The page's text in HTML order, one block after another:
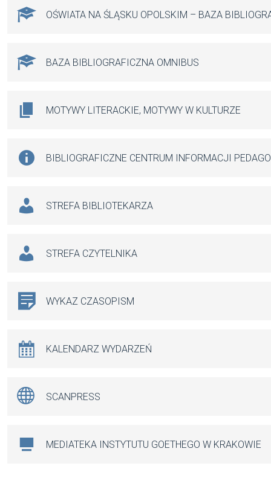
OŚWIATA NA ŚLĄSKU OPOLSKIM – BAZA
BAZA BIBLIOGRAFICZNA OMNIBUS
MOTYWY LITERACKIE, MOTYWY W KULTURZE
BIBLIOGRAFICZNE CENTRUM INFORMACJI
STREFA BIBLIOTEKARZA
STREFA CZYTELNIKA
WYKAZ CZASOPISM
KALENDARZ WYDARZEŃ
SCANPRESS
MEDIATEKA INSTYTUTU GOETHEGO W KRAKOWIE